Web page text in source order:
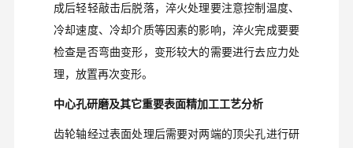
成后轻轻敲击后脱落，淬火处理要注意控制温度、
冷却速度、冷却介质等因素的影响，淬火完成要要
检查是否弯曲变形，变形较大的需要进行去应力处
理，放置再次变形。
中心孔研磨及其它重要表面精加工工艺分析
齿轮轴经过表面处理后需要对两端的顶尖孔进行研